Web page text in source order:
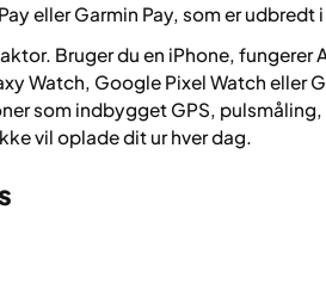
eller Garmin Pay, som er udbredt i
Bruger du en iPhone, fungerer
Watch, Google Pixel Watch eller
som indbygget GPS,
vil oplade dit ur hver dag.